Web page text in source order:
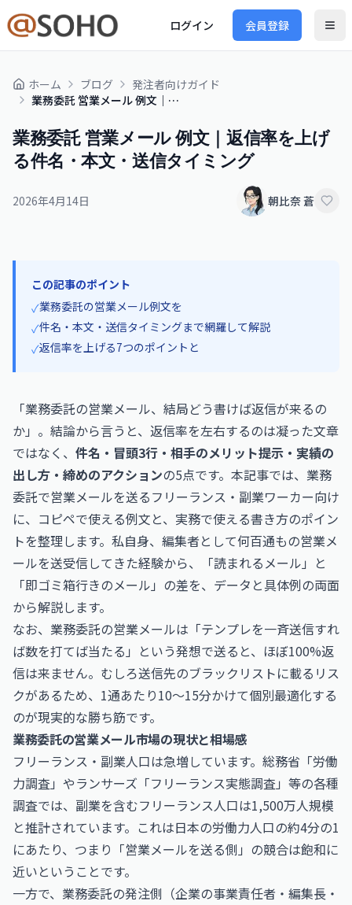
ログイン 会員登録
ホーム ブログ
発注者向けガイド
業務委託 営業メール 例文｜返信率を上げる件名・本文・送信タイミング
業務委託 営業メール 例文｜返信率を上げ
る件名・本文・送信タイミング
2026年4月14日 朝比奈 蒼
この記事のポイント
✓業務委託の営業メール例文を
✓件名・本文・送信タイミングまで網羅して解説
✓返信率を上げる7つのポイントと
「業務委託の営業メール、結局どう書けば返信が来るの
か」。結論から言うと、返信率を左右するのは凝った文章
ではなく、 件名・冒頭3行・相手のメリット提示・実績の
出し方・締めのアクションの5点です。本記事では、業務
委託で営業メールを送るフリーランス・副業ワーカー向け
に、コピペで使える例文と、実務で使える書き方のポイン
トを整理します。私自身、編集者として何百通もの営業メ
ールを送受信してきた経験から、「読まれるメール」と
「即ゴミ箱行きのメール」の差を、データと具体例の両面
から解説します。
なお、業務委託の営業メールは「テンプレを一斉送信すれ
ば数を打てば当たる」という発想で送ると、ほぼ100%返
信は来ません。むしろ送信先のブラックリストに載るリス
クがあるため、1通あたり10〜15分かけて個別最適化する
のが現実的な勝ち筋です。
業務委託の営業メール市場の現状と相場感
フリーランス・副業人口は急増しています。総務省「労働
力調査」やランサーズ「フリーランス実態調査」等の各種
調査では、副業を含むフリーランス人口は1,500万人規模
と推計されています。これは日本の労働力人口の約4分の1
にあたり、つまり「営業メールを送る側」の競合は飽和に
近いということです。
一方で、業務委託の発注側（企業の事業責任者・編集長・